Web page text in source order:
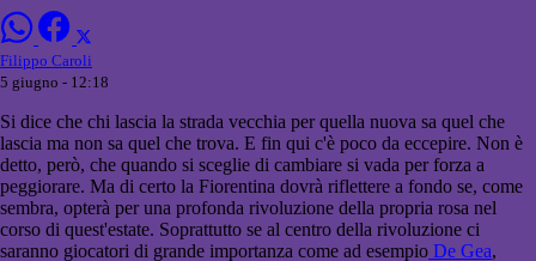
Filippo Caroli
5 giugno - 12:18
Si dice che chi lascia la strada vecchia per quella nuova sa quel che
lascia ma non sa quel che trova. E fin qui c'è poco da eccepire. Non è
detto, però, che quando si sceglie di cambiare si vada per forza a
peggiorare. Ma di certo la Fiorentina dovrà riflettere a fondo se, come
sembra, opterà per una profonda rivoluzione della propria rosa nel
corso di quest'estate. Soprattutto se al centro della rivoluzione ci
saranno giocatori di grande importanza come ad esempio De Gea,